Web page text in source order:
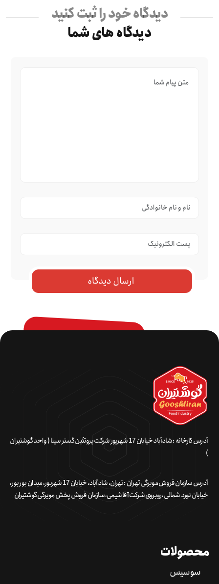
دیدگاه خود را ثبت کنید
دیدگاه های شما
آدرس کارخانه : شادآباد خیابان 17 شهریور شرکت پروتئین گستر سینا ( واحد گوشتیران
)
آدرس سازمان فروش مویرگی تهران : تهران، شادآباد، خیابان 17 شهریور، میدان بور بور،
خیابان نورد شمالی، روبروی شرکت آفا شیمی، سازمان فروش پخش مویرگی گوشتیران
محصولات
سوسیس